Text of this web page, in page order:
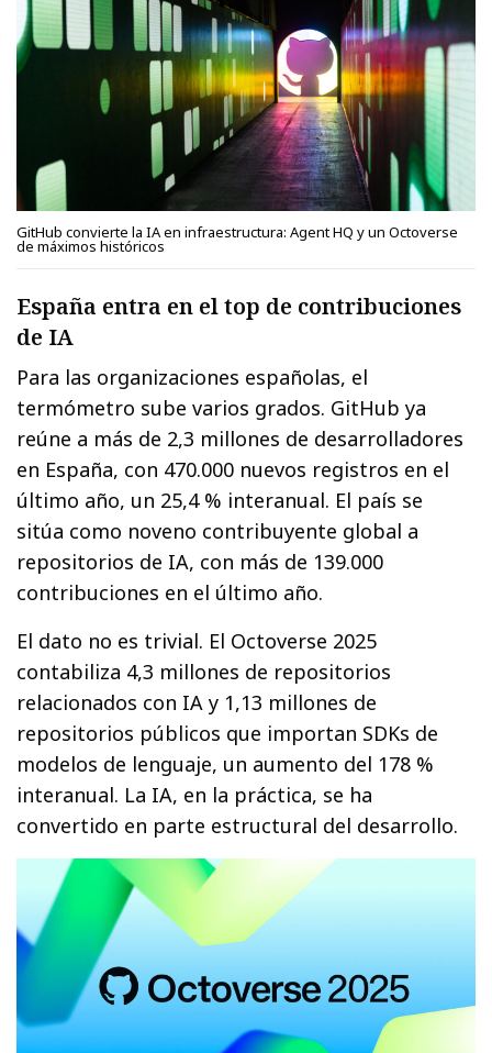
GitHub convierte la IA en infraestructura: Agent HQ y un Octoverse
de máximos históricos
España entra en el top de contribuciones
de IA
Para las organizaciones españolas, el
termómetro sube varios grados. GitHub ya
reúne a más de 2,3 millones de desarrolladores
en España, con 470.000 nuevos registros en el
último año, un 25,4 % interanual. El país se
sitúa como noveno contribuyente global a
repositorios de IA, con más de 139.000
contribuciones en el último año.
El dato no es trivial. El Octoverse 2025
contabiliza 4,3 millones de repositorios
relacionados con IA y 1,13 millones de
repositorios públicos que importan SDKs de
modelos de lenguaje, un aumento del 178 %
interanual. La IA, en la práctica, se ha
convertido en parte estructural del desarrollo.